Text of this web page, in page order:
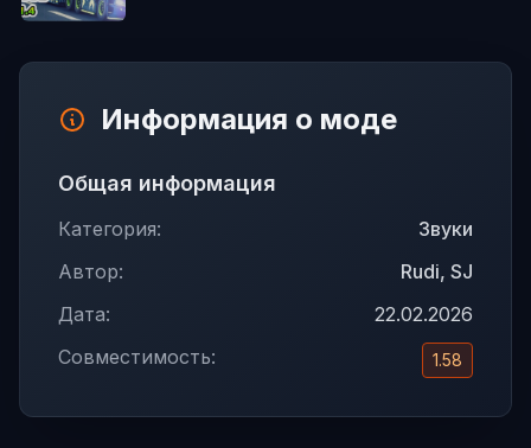
Информация о моде
Общая информация
Категория:
Звуки
Автор:
Rudi, SJ
Дата:
22.02.2026
Совместимость:
1.58